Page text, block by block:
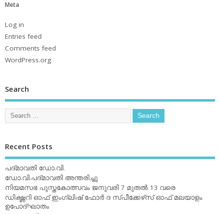
Meta
Log in
Entries feed
Comments feed
WordPress.org
Search
Recent Posts
പദ്മാവതി ഡോ.വി.
ഡോ.വി.പദ്മാവതി അന്തരിച്ചു
നിയമസഭ പുസ്തകോത്സവം ജനുവരി 7 മുതല്‍ 13 വരെ
ഡിക്ഷ്ണറി ഓഫ് ഇംഗ്ലിഷ് ഫോര്‍ ദ സ്പീക്കേഴ്‌സ് ഓഫ് മലയാളം
ഉപോദ്ഘാതം